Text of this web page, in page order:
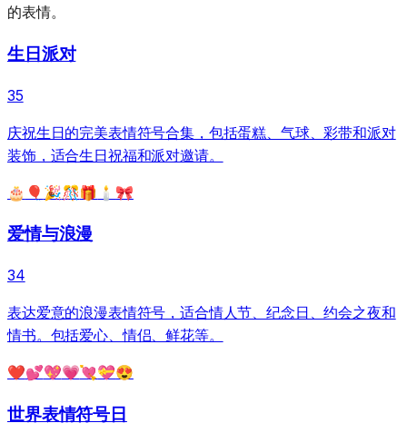
的表情。
生日派对
35
庆祝生日的完美表情符号合集，包括蛋糕、气球、彩带和派对
装饰，适合生日祝福和派对邀请。
🎂 🎈 🎉🎊🎁 🕯️ 🎀
爱情与浪漫
34
表达爱意的浪漫表情符号，适合情人节、纪念日、约会之夜和
情书。包括爱心、情侣、鲜花等。
❤️💕💖💗💘💝😍
世界表情符号日